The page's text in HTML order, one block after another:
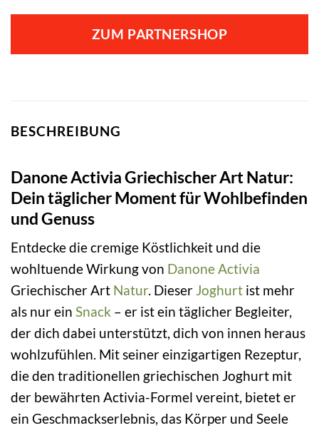
ZUM PARTNERSHOP
BESCHREIBUNG
Danone Activia Griechischer Art Natur:
Dein täglicher Moment für Wohlbefinden
und Genuss
Entdecke die cremige Köstlichkeit und die
wohltuende Wirkung von DanoneActivia
Griechischer Art Natur. Dieser Joghurt ist mehr
als nur ein Snack – er ist ein täglicher Begleiter,
der dich dabei unterstützt, dich von innen heraus
wohlzufühlen. Mit seiner einzigartigen Rezeptur,
die den traditionellen griechischen Joghurt mit
der bewährten Activia-Formel vereint, bietet er
ein Geschmackserlebnis, das Körper und Seele